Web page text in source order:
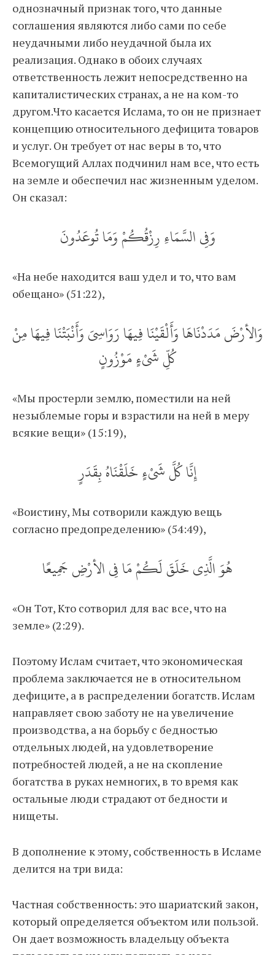
однозначный признак того, что данные
соглашения являются либо сами по себе
неудачными либо неудачной была их
реализация. Однако в обоих случаях
ответственность лежит непосредственно на
капиталистических странах, а не на ком-то
другом.Что касается Ислама, то он не признает
концепцию относительного дефицита товаров
и услуг. Он требует от нас веры в то, что
Всемогущий Аллах подчинил нам все, что есть
на земле и обеспечил нас жизненным уделом.
Он сказал:
وَفِي السَّمَاءِ رِزْقُكُمْ وَمَا تُوعَدُونَ
«На небе находится ваш удел и то, что вам
обещано» (51:22),
وَالأرْضَ مَدَدْنَاهَا وَأَلْقَيْنَا فِيهَا رَوَاسِيَ وَأَنْبَتْنَا فِيهَا مِنْ
كُلِّ شَيْءٍ مَوْزُونٍ
«Мы простерли землю, поместили на ней
незыблемые горы и взрастили на ней в меру
всякие вещи» (15:19),
إِنَّا كُلَّ شَيْءٍ خَلَقْنَاهُ بِقَدَرٍ
«Воистину, Мы сотворили каждую вещь
согласно предопределению» (54:49),
هُوَ الَّذِي خَلَقَ لَكُمْ مَا فِي الأرْضِ جَمِيعًا
«Он Тот, Кто сотворил для вас все, что на
земле» (2:29).
Поэтому Ислам считает, что экономическая
проблема заключается не в относительном
дефиците, а в распределении богатств. Ислам
направляет свою заботу не на увеличение
производства, а на борьбу с бедностью
отдельных людей, на удовлетворение
потребностей людей, а не на скопление
богатства в руках немногих, в то время как
остальные люди страдают от бедности и
нищеты.
В дополнение к этому, собственность в Исламе
делится на три вида:
Частная собственность: это шариатский закон,
который определяется объектом или пользой.
Он дает возможность владельцу объекта